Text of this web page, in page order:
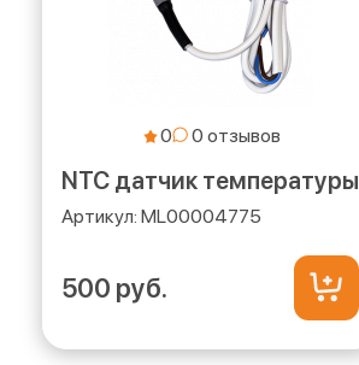
0
NTC датчик температуры
ML00004775
500 руб.